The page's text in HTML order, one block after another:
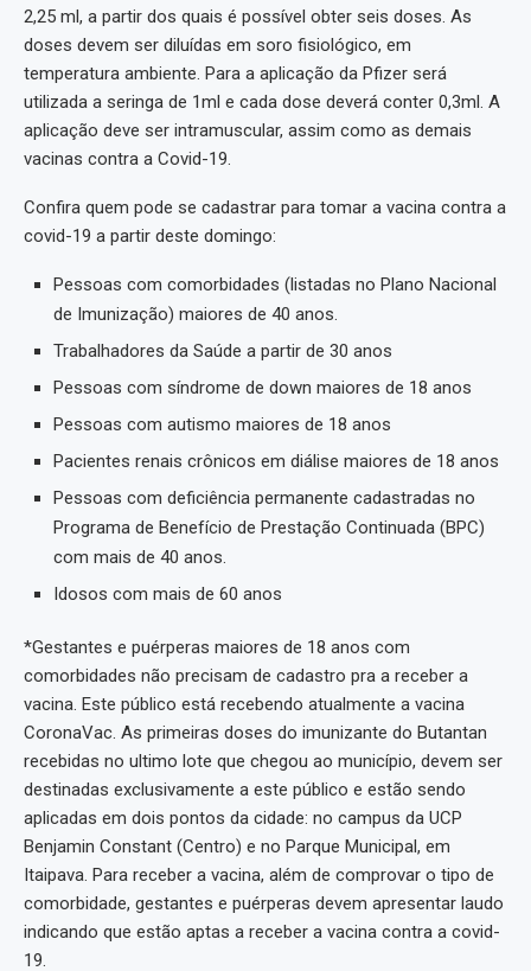
2,25 ml, a partir dos quais é possível obter seis doses. As
doses devem ser diluídas em soro fisiológico, em
temperatura ambiente. Para a aplicação da Pfizer será
utilizada a seringa de 1ml e cada dose deverá conter 0,3ml. A
aplicação deve ser intramuscular, assim como as demais
vacinas contra a Covid-19.
Confira quem pode se cadastrar para tomar a vacina contra a
covid-19 a partir deste domingo:
Pessoas com comorbidades (listadas no Plano Nacional
de Imunização) maiores de 40 anos.
Trabalhadores da Saúde a partir de 30 anos
Pessoas com síndrome de down maiores de 18 anos
Pessoas com autismo maiores de 18 anos
Pacientes renais crônicos em diálise maiores de 18 anos
Pessoas com deficiência permanente cadastradas no
Programa de Benefício de Prestação Continuada (BPC)
com mais de 40 anos.
Idosos com mais de 60 anos
*Gestantes e puérperas maiores de 18 anos com
comorbidades não precisam de cadastro pra a receber a
vacina. Este público está recebendo atualmente a vacina
CoronaVac. As primeiras doses do imunizante do Butantan
recebidas no ultimo lote que chegou ao município, devem ser
destinadas exclusivamente a este público e estão sendo
aplicadas em dois pontos da cidade: no campus da UCP
Benjamin Constant (Centro) e no Parque Municipal, em
Itaipava. Para receber a vacina, além de comprovar o tipo de
comorbidade, gestantes e puérperas devem apresentar laudo
indicando que estão aptas a receber a vacina contra a covid-
19.